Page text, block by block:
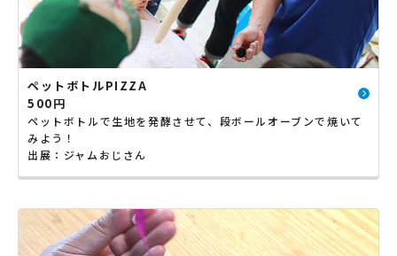
ペットボトルPIZZA
500円
ペットボトルで生地を発酵させて、段ボールオーブンで焼いて
みよう！
出展：ジャムおじさん